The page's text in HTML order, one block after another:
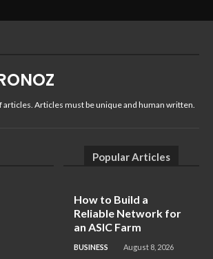
articles. Articles must be unique and human written.
Popular Articles
How to Build a
Reliable Network for
an ASIC Farm
BUSINESS August 8, 2026